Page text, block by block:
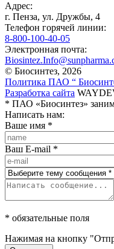
Адрес:
г. Пенза, ул. Дружбы, 4
Телефон горячей линии:
8-800-100-40-05
Электронная почта:
© Биосинтез, 2026
Политика ПАО “
Разработка сайта
* ПАО «Биосинтез»
Написать нам:
Ваше имя *
Ваш E-mail *
* обязательные поля
Нажимая на кнопку